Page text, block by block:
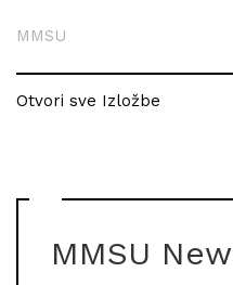
MMSU
Otvori sve Izložbe
MMSU